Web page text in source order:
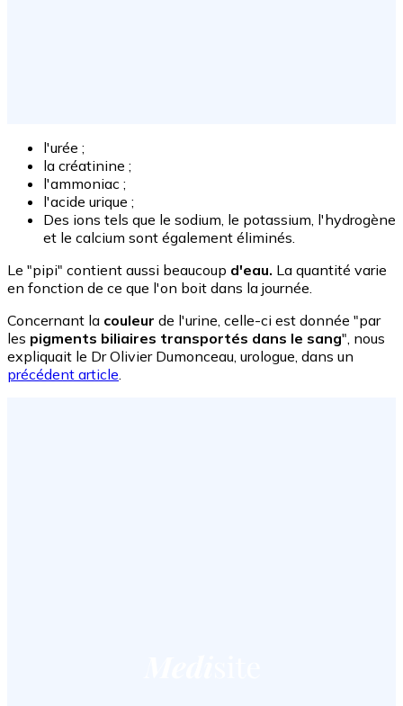
l'urée ;
la créatinine ;
l'ammoniac ;
l'acide urique ;
Des ions tels que le sodium, le potassium, l'hydrogène
et le calcium sont également éliminés.
Le "pipi" contient aussi beaucoup d'eau. La quantité varie
en fonction de ce que l'on boit dans la journée.
Concernant la couleur de l'urine, celle-ci est donnée "par
les pigments biliaires transportés dans le sang", nous
expliquait le Dr Olivier Dumonceau, urologue, dans un
précédent article.